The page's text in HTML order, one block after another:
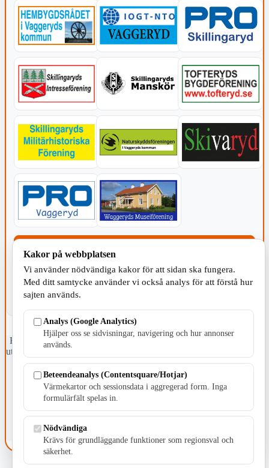
Fristående webbtidningsföretag grundat 1991 som sedan 2002 ger
ut tidningen Skillingaryd.nu och 2010 lanserades Värnamo.nu. Från
april 2026 omfattar Skillingaryd.nu tre kommuner: Gnosjö,
Värnamo och Vaggeryds kommun.
Kontakta oss
E-post: redaktionen@skillingaryd.nu
Postadress: Gisslaköp 1, 568 92 Skillingaryd
Kakinställningar
Kakor på webbplatsen
Vi använder nödvändiga kakor för att sidan ska fungera.
Med ditt samtycke använder vi också analys för att förstå hur
sajten används.
Analys (Google Analytics)
Hjälper oss se sidvisningar, navigering och hur annonser
används.
Beteendeanalys (Contentsquare/Hotjar)
Värmekartor och sessionsdata i aggregerad form. Inga
formulärfält spelas in.
Nödvändiga
Krävs för grundläggande funktioner som regionsval och
säkerhet.